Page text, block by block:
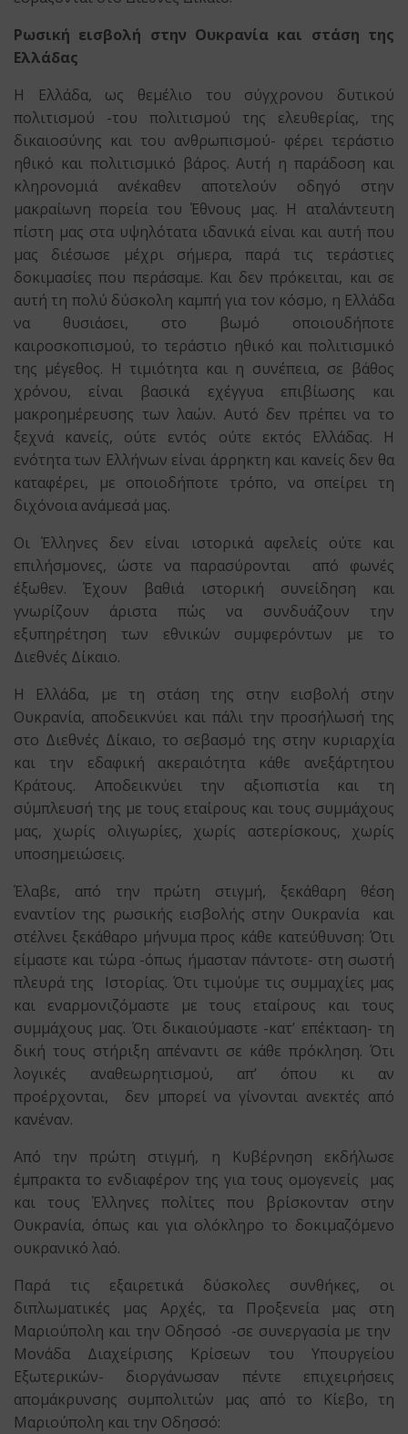
Ρωσική εισβολή στην Ουκρανία και στάση της
Ελλάδας
Η Ελλάδα, ως θεμέλιο του σύγχρονου δυτικού
πολιτισμού -του πολιτισμού της ελευθερίας, της
δικαιοσύνης και του ανθρωπισμού- φέρει τεράστιο
ηθικό και πολιτισμικό βάρος. Αυτή η παράδοση και
κληρονομιά ανέκαθεν αποτελούν οδηγό στην
μακραίωνη πορεία του Έθνους μας. Η αταλάντευτη
πίστη μας στα υψηλότατα ιδανικά είναι και αυτή που
μας διέσωσε μέχρι σήμερα, παρά τις τεράστιες
δοκιμασίες που περάσαμε. Και δεν πρόκειται, και σε
αυτή τη πολύ δύσκολη καμπή για τον κόσμο, η Ελλάδα
να θυσιάσει, στο βωμό οποιουδήποτε
καιροσκοπισμού, το τεράστιο ηθικό και πολιτισμικό
της μέγεθος. Η τιμιότητα και η συνέπεια, σε βάθος
χρόνου, είναι βασικά εχέγγυα επιβίωσης και
μακροημέρευσης των λαών. Αυτό δεν πρέπει να το
ξεχνά κανείς, ούτε εντός ούτε εκτός Ελλάδας. Η
ενότητα των Ελλήνων είναι άρρηκτη και κανείς δεν θα
καταφέρει, με οποιοδήποτε τρόπο, να σπείρει τη
διχόνοια ανάμεσά μας.
Οι Έλληνες δεν είναι ιστορικά αφελείς ούτε και
επιλήσμονες, ώστε να παρασύρονται από φωνές
έξωθεν. Έχουν βαθιά ιστορική συνείδηση και
γνωρίζουν άριστα πώς να συνδυάζουν την
εξυπηρέτηση των εθνικών συμφερόντων με το
Διεθνές Δίκαιο.
Η Ελλάδα, με τη στάση της στην εισβολή στην
Ουκρανία, αποδεικνύει και πάλι την προσήλωσή της
στο Διεθνές Δίκαιο, το σεβασμό της στην κυριαρχία
και την εδαφική ακεραιότητα κάθε ανεξάρτητου
Κράτους. Αποδεικνύει την αξιοπιστία και τη
σύμπλευσή της με τους εταίρους και τους συμμάχους
μας, χωρίς ολιγωρίες, χωρίς αστερίσκους, χωρίς
υποσημειώσεις.
Έλαβε, από την πρώτη στιγμή, ξεκάθαρη θέση
εναντίον της ρωσικής εισβολής στην Ουκρανία και
στέλνει ξεκάθαρο μήνυμα προς κάθε κατεύθυνση: Ότι
είμαστε και τώρα -όπως ήμασταν πάντοτε- στη σωστή
πλευρά της Ιστορίας. Ότι τιμούμε τις συμμαχίες μας
και εναρμονιζόμαστε με τους εταίρους και τους
συμμάχους μας. Ότι δικαιούμαστε -κατ’ επέκταση- τη
δική τους στήριξη απέναντι σε κάθε πρόκληση. Ότι
λογικές αναθεωρητισμού, απ’ όπου κι αν
προέρχονται, δεν μπορεί να γίνονται ανεκτές από
κανέναν.
Από την πρώτη στιγμή, η Κυβέρνηση εκδήλωσε
έμπρακτα το ενδιαφέρον της για τους ομογενείς μας
και τους Έλληνες πολίτες που βρίσκονταν στην
Ουκρανία, όπως και για ολόκληρο το δοκιμαζόμενο
ουκρανικό λαό.
Παρά τις εξαιρετικά δύσκολες συνθήκες, οι
διπλωματικές μας Αρχές, τα Προξενεία μας στη
Μαριούπολη και την Οδησσό -σε συνεργασία με την
Μονάδα Διαχείρισης Κρίσεων του Υπουργείου
Εξωτερικών- διοργάνωσαν πέντε επιχειρήσεις
απομάκρυνσης συμπολιτών μας από το Κίεβο, τη
Μαριούπολη και την Οδησσό: